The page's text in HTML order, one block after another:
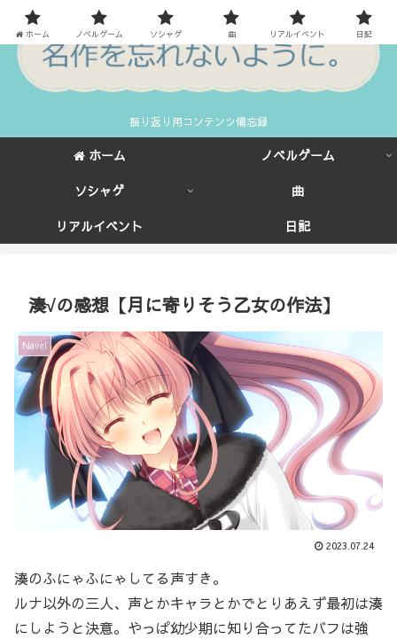
振り返り用コンテンツ備忘録
ホーム
ノベルゲーム
ソシャゲ
曲
リアルイベント
日記
湊√の感想【月に寄りそう乙女の作法】
Navel
2023.07.24
湊のふにゃふにゃしてる声すき。
ルナ以外の三人、声とかキャラとかでとりあえず最初は湊
にしようと決意。やっぱ幼少期に知り合ってたバフは強
ホーム ノベルゲーム ソシャゲ 曲 リアルイベント 日記